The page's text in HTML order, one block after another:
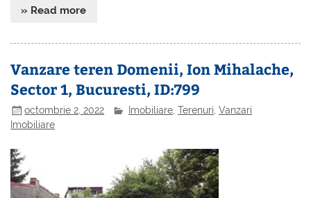
» Read more
Vanzare teren Domenii, Ion Mihalache,
Sector 1, Bucuresti, ID:799
octombrie 2, 2022 Imobiliare ,Terenuri ,Vanzari
Imobiliare